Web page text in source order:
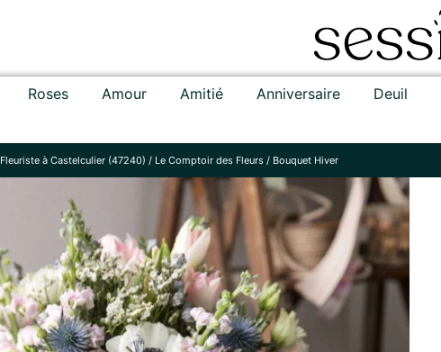
Roses Amour Amitié Anniversaire Deuil
Fleuriste à Castelculier (47240) / Le Comptoir des Fleurs/ Bouquet Hiver